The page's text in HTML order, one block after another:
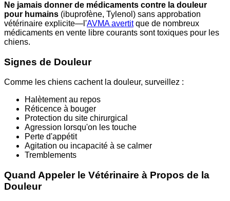
Ne jamais donner de médicaments contre la douleur
pour humains (ibuprofène, Tylenol) sans approbation
vétérinaire explicite—l'AVMA avertitque de nombreux
médicaments en vente libre courants sont toxiques pour les
chiens.
Signes de Douleur
Comme les chiens cachent la douleur, surveillez :
Halètement au repos
Réticence à bouger
Protection du site chirurgical
Agression lorsqu'on les touche
Perte d'appétit
Agitation ou incapacité à se calmer
Tremblements
Quand Appeler le Vétérinaire à Propos de la
Douleur